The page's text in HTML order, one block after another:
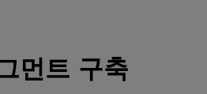
먼트 구축